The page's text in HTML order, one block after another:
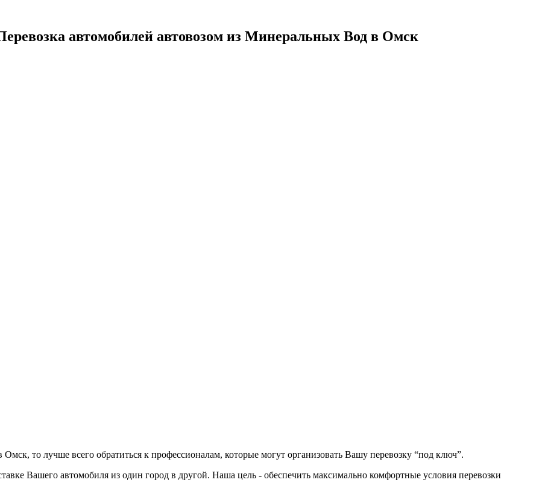
автомобилей автовозом из Минеральных Вод в Омск
то лучше всего обратиться к профессионалам, которые могут организовать Вашу перевозку “под ключ”.
Вашего автомобиля из один город в другой. Наша цель - обеспечить максимально комфортные условия перевозки